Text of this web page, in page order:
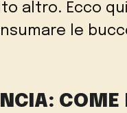
altro. Ecco
le
COME